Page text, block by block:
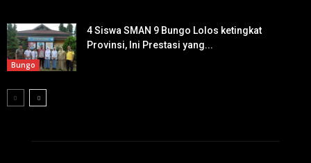
Bungo
4 Siswa SMAN 9 Bungo Lolos ketingkat
Provinsi, Ini Prestasi yang...